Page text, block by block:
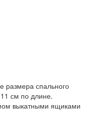
размера спального
см по длине.
выкатными ящиками